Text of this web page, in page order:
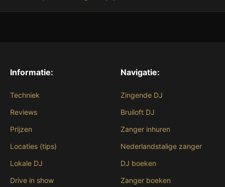
Informatie:
Techniek
Reviews
Prijzen
Locaties (tips)
Lokale DJ
Drive in show
Navigatie:
Zingende DJ
Bruiloft DJ
Zanger inhuren
Nederlandstalige zanger
DJ boeken
Zanger boeken